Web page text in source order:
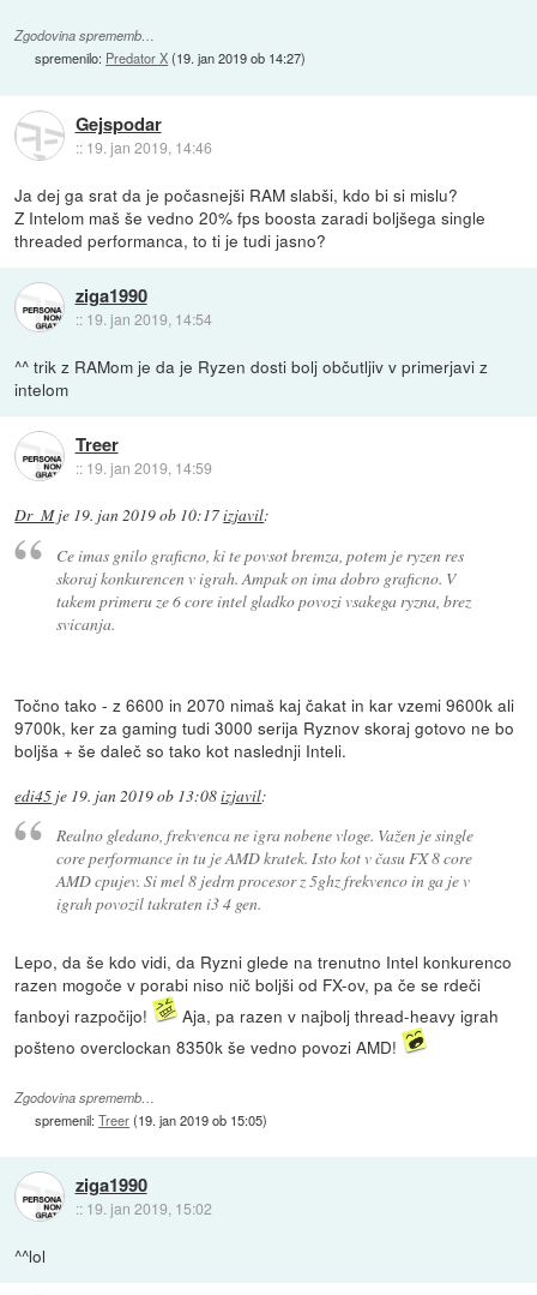
Zgodovina sprememb…
spremenilo: Predator X(19. jan 2019 ob 14:27)
Gejspodar
:: 19. jan 2019, 14:46
Ja dej ga srat da je počasnejši RAM slabši, kdo bi si mislu?
Z Intelom maš še vedno 20% fps boosta zaradi boljšega single
threaded performanca, to ti je tudi jasno?
ziga1990
:: 19. jan 2019, 14:54
^^ trik z RAMom je da je Ryzen dosti bolj občutljiv v primerjavi z
intelom
Treer
:: 19. jan 2019, 14:59
Dr_Mje 19. jan 2019 ob 10:17izjavil:
Ce imas gnilo graficno, ki te povsot bremza, potem je ryzen res
skoraj konkurencen v igrah. Ampak on ima dobro graficno. V
takem primeru ze 6 core intel gladko povozi vsakega ryzna, brez
svicanja.
Točno tako - z 6600 in 2070 nimaš kaj čakat in kar vzemi 9600k ali
9700k, ker za gaming tudi 3000 serija Ryznov skoraj gotovo ne bo
boljša + še daleč so tako kot naslednji Inteli.
edi45 je 19. jan 2019 ob 13:08izjavil:
Realno gledano, frekvenca ne igra nobene vloge. Važen je single
core performance in tu je AMD kratek. Isto kot v času FX 8 core
AMD cpujev. Si mel 8 jedrn procesor z 5ghz frekvenco in ga je v
igrah povozil takraten i3 4 gen.
Lepo, da še kdo vidi, da Ryzni glede na trenutno Intel konkurenco
razen mogoče v porabi niso nič boljši od FX-ov, pa če se rdeči
fanboyi razpočijo!
Aja, pa razen v najbolj thread-heavy igrah
pošteno overclockan 8350k še vedno povozi AMD!
Zgodovina sprememb…
spremenil:Treer(19. jan 2019 ob 15:05)
ziga1990
:: 19. jan 2019, 15:02
^^lol